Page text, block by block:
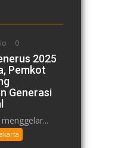
0
2025
Pemkot
Generasi